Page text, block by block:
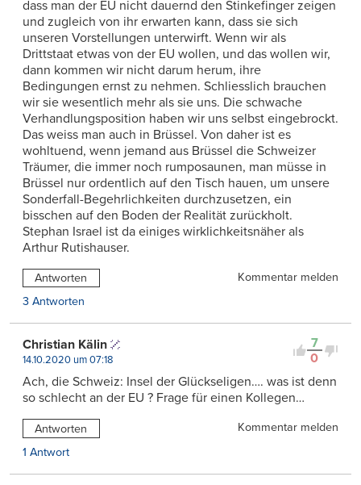
dass man der EU nicht dauernd den Stinkefinger zeigen
und zugleich von ihr erwarten kann, dass sie sich
unseren Vorstellungen unterwirft. Wenn wir als
Drittstaat etwas von der EU wollen, und das wollen wir,
dann kommen wir nicht darum herum, ihre
Bedingungen ernst zu nehmen. Schliesslich brauchen
wir sie wesentlich mehr als sie uns. Die schwache
Verhandlungsposition haben wir uns selbst eingebrockt.
Das weiss man auch in Brüssel. Von daher ist es
wohltuend, wenn jemand aus Brüssel die Schweizer
Träumer, die immer noch rumposaunen, man müsse in
Brüssel nur ordentlich auf den Tisch hauen, um unsere
Sonderfall-Begehrlichkeiten durchzusetzen, ein
bisschen auf den Boden der Realität zurückholt.
Stephan Israel ist da einiges wirklichkeitsnäher als
Arthur Rutishauser.
Antworten
Kommentar melden
3 Antworten
7
0
Christian Kälin
14.10.2020 um 07:18
Ach, die Schweiz: Insel der Glückseligen…. was ist denn
so schlecht an der EU ? Frage für einen Kollegen…
Antworten
Kommentar melden
1 Antwort